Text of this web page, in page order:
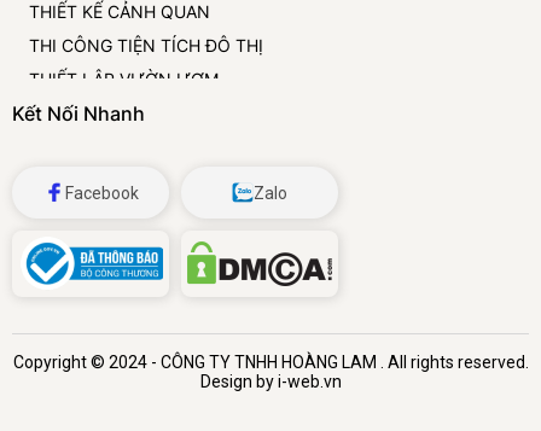
THIẾT KẾ CẢNH QUAN
THI CÔNG TIỆN TÍCH ĐÔ THỊ
THIẾT LẬP VƯỜN ƯƠM
CUNG CẤP VÀ CHO THUÊ CÂY CẢNH
Kết Nối Nhanh
Facebook Zalo
Copyright © 2024 - CÔNG TY TNHH HOÀNG LAM . All rights reserved.
Design by i-web.vn